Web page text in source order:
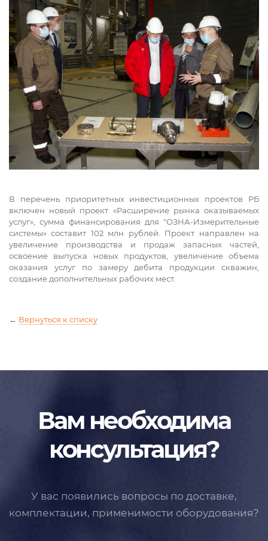
В перечень приоритетных инвестиционных проектов РБ
включен новый проект «Расширение рынка оказываемых
услуг», сумма финансирования для "ОЗНА-Измерительные
системы» составит 102 млн рублей. Проект направлен на
увеличение производства и продаж запасных частей,
освоение выпуска новых продуктов, увеличение объема
оказания услуг по замеру дебита продукции скважин,
создание дополнительных рабочих мест.
← Вернуться к списку
Вам необходима
консультация?
У вас появились вопросы по доставке,
комплектации, применимости оборудования?